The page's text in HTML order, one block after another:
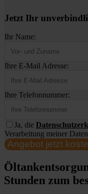
Jetzt Ihr
Ihr Name:
Ihre E-Mail Adresse:
Ihre Telefonnummer:
Ja, die
Verarbeitung meiner
Angebot jetzt
Stunden zum